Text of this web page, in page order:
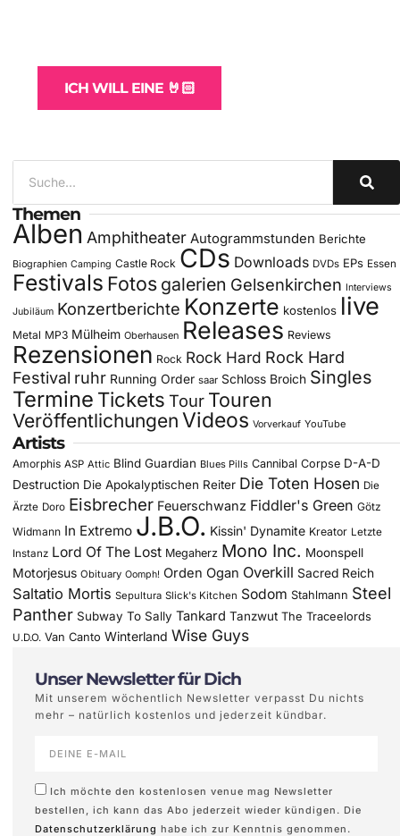
ICH WILL EINE 🤘🏻
Themen
Alben Amphitheater Autogrammstunden Berichte
Biographien Camping Castle Rock CDs Downloads DVDs EPs Essen
Festivals Fotos galerien Gelsenkirchen Interviews
Jubiläum Konzertberichte Konzerte kostenlos live
Metal MP3 Mülheim Oberhausen Releases Reviews
Rezensionen Rock Rock Hard Rock Hard
Festival ruhr Running Order saar Schloss Broich Singles
Termine Tickets Tour Touren
Veröffentlichungen Videos Vorverkauf YouTube
Artists
Amorphis ASP Attic Blind Guardian Blues Pills Cannibal Corpse D-A-D
Destruction Die Apokalyptischen Reiter Die Toten Hosen Die
Ärzte Doro Eisbrecher Feuerschwanz Fiddler's Green Götz
Widmann In Extremo J.B.O. Kissin' Dynamite Kreator Letzte
Instanz Lord Of The Lost Megaherz Mono Inc. Moonspell
Motorjesus Obituary Oomph! Orden Ogan Overkill Sacred Reich
Saltatio Mortis Sepultura Slick's Kitchen Sodom Stahlmann Steel
Panther Subway To Sally Tankard Tanzwut The Traceelords
U.D.O. Van Canto Winterland Wise Guys
Unser Newsletter für Dich
Mit unserem wöchentlich Newsletter verpasst Du nichts
mehr – natürlich kostenlos und jederzeit kündbar.
Ich möchte den kostenlosen venue mag Newsletter
bestellen, ich kann das Abo jederzeit wieder kündigen. Die
Datenschutzerklärung habe ich zur Kenntnis genommen.